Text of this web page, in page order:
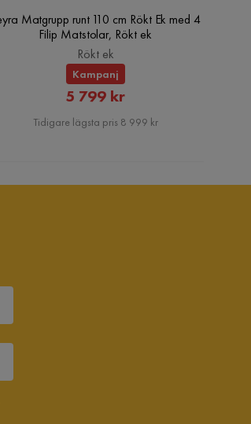
Matgrupp runt 110 cm Rökt Ek med 4
Filip Matstolar, Rökt ek
Rökt ek
Kampanj
Rabatterat
Pris
5 799 kr
Tidigare lägsta pris 8 999 kr